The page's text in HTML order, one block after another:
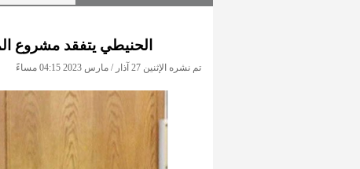
الحنيطي يتفقد مشروع
تم نشره الإثنين 27 آذار / مارس 2023 04:15 مساءً